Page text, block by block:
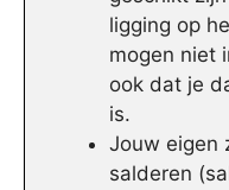
ligging op
mogen niet
ook dat je
is.
Jouw eigen
salderen